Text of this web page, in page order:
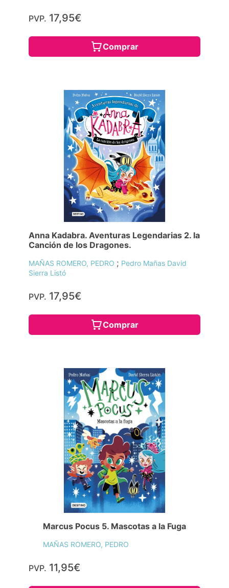
PVP. 17,95€
Comprar
Anna Kadabra. Aventuras Legendarias 2. la
Canción de los Dragones.
MAÑAS ROMERO, PEDRO ; Pedro Mañas David
Sierra Listó
PVP. 17,95€
Comprar
Marcus Pocus 5. Mascotas a la Fuga
MAÑAS ROMERO, PEDRO
PVP. 11,95€